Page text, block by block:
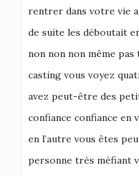
rentrer dans votre vie
de suite les déboutait
non non non même pas
casting vous voyez
avez peut-être des
confiance confiance en
en l’autre vous êtes
personne très méfiant